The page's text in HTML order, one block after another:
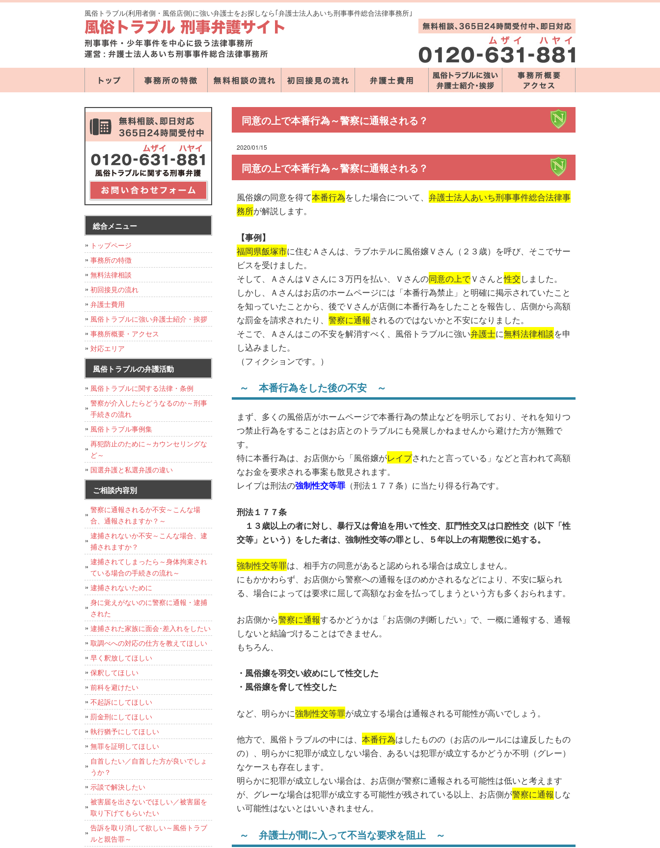
風俗トラブル(利用者側・風俗店側)に強い弁護士をお探しなら｢弁護士法人あいち刑事事件総合法律事務所｣
同意の上で本番行為～警察に通報される？
2020/01/15
同意の上で本番行為～警察に通報される？
風俗嬢の同意を得て本番行為をした場合について、 弁護士法人あいち刑事事件総合法律事
務所が解説します。
【事例】
福岡県飯塚市に住むＡさんは、ラブホテルに風俗嬢Ｖさん（２３歳）を呼び、そこでサー
ビスを受けました。
そして、ＡさんはＶさんに３万円を払い、Ｖさんの同意の上でＶさんと性交しました。
しかし、Ａさんはお店のホームページには「本番行為禁止」と明確に掲示されていたこと
を知っていたことから、後でＶさんが店側に本番行為をしたことを報告し、店側から高額
な罰金を請求されたり、 警察に通報されるのではないかと不安になりました。
そこで、Ａさんはこの不安を解消すべく、風俗トラブルに強い弁護士に無料法律相談を申
し込みました。
（フィクションです。）
～ 本番行為をした後の不安 ～
まず、多くの風俗店がホームページで本番行為の禁止などを明示しており、それを知りつ
つ禁止行為をすることはお店とのトラブルにも発展しかねませんから避けた方が無難で
す。
特に本番行為は、お店側から「風俗嬢がレイプされたと言っている」などと言われて高額
なお金を要求される事案も散見されます。
レイプは刑法の強制性交等罪 （刑法１７７条）に当たり得る行為です。
刑法１７７条
１３歳以上の者に対し、暴行又は脅迫を用いて性交、肛門性交又は口腔性交（以下「性
交等」という）をした者は、強制性交等の罪とし、５年以上の有期懲役に処する。
強制性交等罪は、相手方の同意があると認められる場合は成立しません。
にもかかわらず、お店側から警察への通報をほのめかされるなどにより、不安に駆られ
る、場合によっては要求に屈して高額なお金を払ってしまうという方も多くおられます。
お店側から警察に通報するかどうかは「お店側の判断しだい」で、一概に通報する、通報
しないと結論づけることはできません。
もちろん、
・風俗嬢を羽交い絞めにして性交した
・風俗嬢を脅して性交した
など、明らかに強制性交等罪が成立する場合は通報される可能性が高いでしょう。
他方で、風俗トラブルの中には、 本番行為はしたものの（お店のルールには違反したもの
の）、明らかに犯罪が成立しない場合、あるいは犯罪が成立するかどうか不明（グレー）
なケースも存在します。
明らかに犯罪が成立しない場合は、お店側が警察に通報される可能性は低いと考えます
が、グレーな場合は犯罪が成立する可能性が残されている以上、お店側が警察に通報 しな
い可能性はないとはいいきれません。
～ 弁護士が間に入って不当な要求を阻止 ～
総合メニュー
トップページ
事務所の特徴
無料法律相談
初回接見の流れ
弁護士費用
風俗トラブルに強い弁護士紹介・挨拶
事務所概要・アクセス
対応エリア
風俗トラブルの弁護活動
風俗トラブルに関する法律・条例
警察が介入したらどうなるのか～刑事
手続きの流れ
風俗トラブル事例集
再犯防止のために～カウンセリングな
ど～
国選弁護と私選弁護の違い
ご相談内容別
警察に通報されるか不安～こんな場
合、通報されますか？～
逮捕されないか不安～こんな場合、逮
捕されますか？
逮捕されてしまったら～身体拘束され
ている場合の手続きの流れ～
逮捕されないために
身に覚えがないのに警察に通報・逮捕
された
逮捕された家族に面会･差入れをしたい
取調べへの対応の仕方を教えてほしい
早く釈放してほしい
保釈してほしい
前科を避けたい
不起訴にしてほしい
罰金刑にしてほしい
執行猶予にしてほしい
無罪を証明してほしい
自首したい／自首した方が良いでしょ
うか？
示談で解決したい
被害届を出さないでほしい／被害届を
取り下げてもらいたい
告訴を取り消して欲しい～風俗トラブ
ルと親告罪～